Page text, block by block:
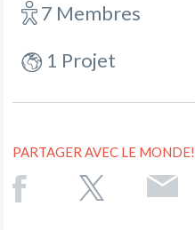
7 Membres
1 Projet
PARTAGER AVEC LE MONDE!